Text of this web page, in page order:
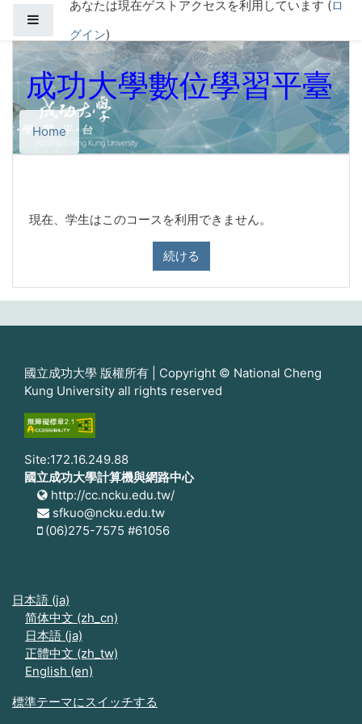
メインコンテンツへスキップする
あなたは現在ゲストアクセスを利用しています (ロ
グイン)
成功大學數位學習平臺
Home
現在、学生はこのコースを利用できません。
続ける
國立成功大學 版權所有 | Copyright © National Cheng
Kung University all rights reserved
Site:172.16.249.88
國立成功大學計算機與網路中心
http://cc.ncku.edu.tw/
sfkuo@ncku.edu.tw
(06)275-7575 #61056
日本語 ‎(ja)‎
简体中文 ‎(zh_cn)‎
日本語 ‎(ja)‎
正體中文 ‎(zh_tw)‎
English ‎(en)‎
標準テーマにスイッチする